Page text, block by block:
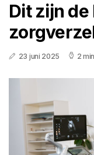
Dit zijn
23 juni 2025 2